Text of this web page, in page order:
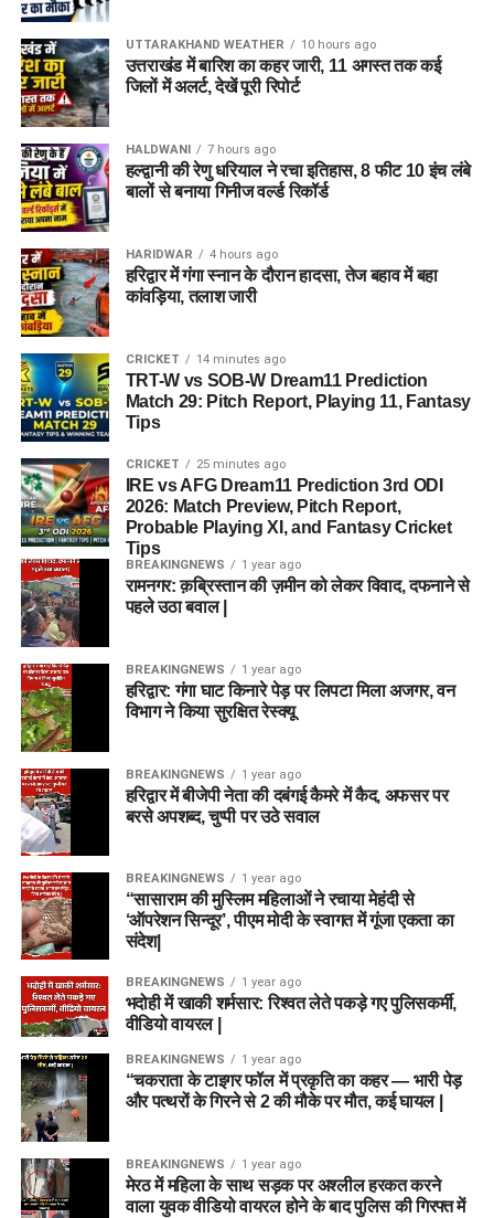
UTTARAKHAND WEATHER 10 hours ago
उत्तराखंड में बारिश का कहर जारी, 11 अगस्त तक कई
जिलों में अलर्ट, देखें पूरी रिपोर्ट
HALDWANI 7 hours ago
हल्द्वानी की रेणु धरियाल ने रचा इतिहास, 8 फीट 10 इंच लंबे
बालों से बनाया गिनीज वर्ल्ड रिकॉर्ड
HARIDWAR 4 hours ago
हरिद्वार में गंगा स्नान के दौरान हादसा, तेज बहाव में बहा
कांवड़िया, तलाश जारी
CRICKET 14 minutes ago
TRT-W vs SOB-W Dream11 Prediction
Match 29: Pitch Report, Playing 11, Fantasy
Tips
CRICKET 25 minutes ago
IRE vs AFG Dream11 Prediction 3rd ODI
2026: Match Preview, Pitch Report,
Probable Playing XI, and Fantasy Cricket
Tips
BREAKINGNEWS 1 year ago
रामनगर: क़ब्रिस्तान की ज़मीन को लेकर विवाद, दफनाने से
पहले उठा बवाल |
BREAKINGNEWS 1 year ago
हरिद्वार: गंगा घाट किनारे पेड़ पर लिपटा मिला अजगर, वन
विभाग ने किया सुरक्षित रेस्क्यू
BREAKINGNEWS 1 year ago
हरिद्वार में बीजेपी नेता की दबंगई कैमरे में कैद, अफसर पर
बरसे अपशब्द, चुप्पी पर उठे सवाल
BREAKINGNEWS 1 year ago
“सासाराम की मुस्लिम महिलाओं ने रचाया मेहंदी से
‘ऑपरेशन सिन्दूर’, पीएम मोदी के स्वागत में गूंजा एकता का
संदेश|
BREAKINGNEWS 1 year ago
भदोही में खाकी शर्मसार: रिश्वत लेते पकड़े गए पुलिसकर्मी,
वीडियो वायरल |
BREAKINGNEWS 1 year ago
“चकराता के टाइगर फॉल में प्रकृति का कहर — भारी पेड़
और पत्थरों के गिरने से 2 की मौके पर मौत, कई घायल |
BREAKINGNEWS 1 year ago
मेरठ में महिला के साथ सड़क पर अश्लील हरकत करने
वाला युवक वीडियो वायरल होने के बाद पुलिस की गिरफ्त में